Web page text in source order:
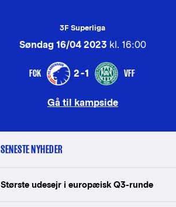
3F Superliga
Søndag 16/04 2023 kl. 16:00
FCK 2-1 VFF
Gå til kampside
SENESTE NYHEDER
Største udesejr i europæisk Q3-runde